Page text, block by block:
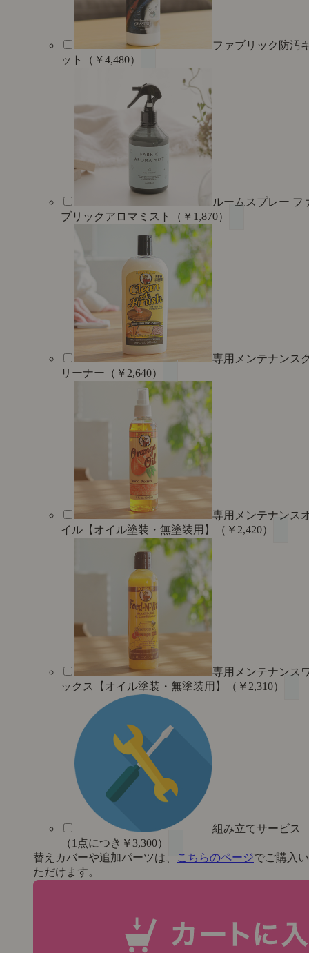
ファブリック防汚
ット（￥4,480）
ルームスプレー フ
ブリックアロマミスト（￥1,870）
専用メンテナンス
リーナー（￥2,640）
専用メンテナンス
イル【オイル塗装・無塗装用】（￥2,420）
専用メンテナンス
ックス【オイル塗装・無塗装用】（￥2,310）
組み立てサービス
（1点につき￥3,300）
替えカバーや追加パーツは、
こちらのページでご購入い
ただけます。